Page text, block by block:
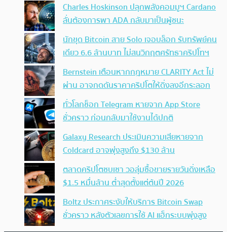
Charles Hoskinson ปลุกพลังคอมมูฯ Cardano
ลั่นต้องการพา ADA กลับมาเป็นผู้ชนะ
นักขุด Bitcoin สาย Solo เจอบล็อก รับทรัพย์คน
เดียว 6.6 ล้านบาท ไม่สนวิกฤตศรัทธาคริปโทฯ
Bernstein เตือนหากกฎหมาย CLARITY Act ไม่
ผ่าน อาจกดดันราคาคริปโตให้ดิ่งลงอีกระลอก
ทั่วโลกช็อก Telegram หายจาก App Store
ชั่วคราว ก่อนกลับมาใช้งานได้ปกติ
Galaxy Research ประเมินความเสียหายจาก
Coldcard อาจพุ่งสูงถึง $130 ล้าน
ตลาดคริปโตซบเซา วอลุ่มซื้อขายรายวันดิ่งเหลือ
$1.5 หมื่นล้าน ต่ำสุดตั้งแต่ต้นปี 2026
Boltz ประกาศระงับให้บริการ Bitcoin Swap
ชั่วคราว หลังตัวเลขการใช้ AI แฮ็กระบบพุ่งสูง